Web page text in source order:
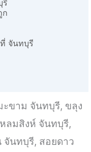
รี
ก
จันทบุรี
ะขาม จันทบุรี, ขลุง
ลมสิงห์ จันทบุรี,
จันทบุรี, สอยดาว